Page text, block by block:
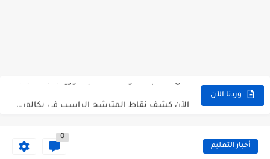
وردنا الآن
استخراج كشف نقاط شهادة البكالوريا 2026 bac.onec.dz relevè أخبار التعليم
0